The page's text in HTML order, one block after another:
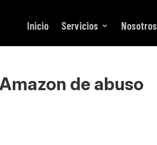
Inicio Servicios Nosotros
de abuso